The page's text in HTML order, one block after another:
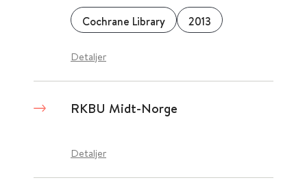
Cochrane Library 2013
Detaljer
RKBU Midt-Norge
Detaljer